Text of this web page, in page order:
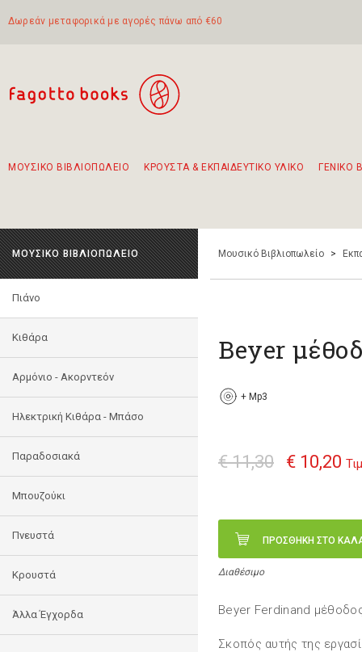
Δωρεάν μεταφορικά με αγορές πάνω από €60
ΜΟΥΣΙΚΟ ΒΙΒΛΙΟΠΩΛΕΙΟ ΚΡΟΥΣΤΑ & ΕΚΠΑΙΔΕΥΤΙΚΟ ΥΛΙΚΟ ΓΕΝΙΚΟ
ΜΟΥΣΙΚΟ ΒΙΒΛΙΟΠΩΛΕΙΟ
Πιάνο
Κιθάρα
Αρμόνιο - Ακορντεόν
Ηλεκτρική Κιθάρα - Μπάσο
Παραδοσιακά
Μπουζούκι
Πνευστά
Κρουστά
Άλλα Έγχορδα
Μουσικό Βιβλιοπωλείο >
Beyer
+ Mp3
€ 11,30 € 10,20
ΠΡΟΣΘΗΚΗ ΣΤΟ
Διαθέσιμο
Beyer Ferdinand
Σκοπός αυτής της